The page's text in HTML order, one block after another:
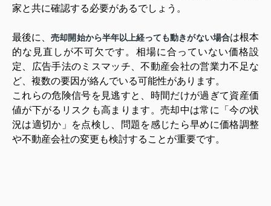
家と共に確認する必要があるでしょう。
最後に、売却開始から半年以上経っても動きがない場合は根本
的な見直しが不可欠です。相場に合っていない価格設
定、広告手法のミスマッチ、不動産会社の営業力不足な
ど、複数の要因が絡んでいる可能性があります。
これらの危険信号を見逃すと、時間だけが過ぎて資産価
値が下がるリスクも高まります。売却中は常に「今の状
況は適切か」を点検し、問題を感じたら早めに価格調整
や不動産会社の変更も検討することが重要です。